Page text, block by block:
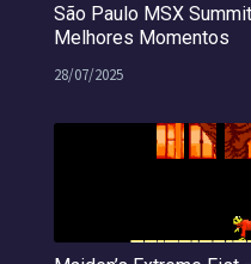
São Paulo MSX
Melhores Momentos
28/07/2025